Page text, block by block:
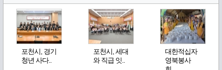
포천시, 경기
청년 사다..
포천시, 세대
와 직급 잇..
대한적십자
영북봉사